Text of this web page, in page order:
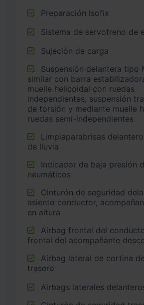
Preparación Isofix
Sistema de servofreno de
Sujeción de carga
similar con barra
muelle helicoidal con ruedas
independientes, suspensión
de torsión y mediante muelle
ruedas semi-independientes
de lluvia
neumáticos
asiento conductor,
en altura
frontal del acompañante
trasero
Airbags laterales